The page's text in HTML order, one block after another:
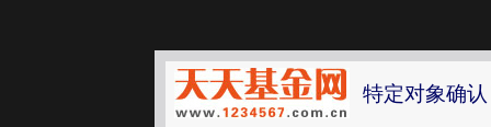
特定对象确认